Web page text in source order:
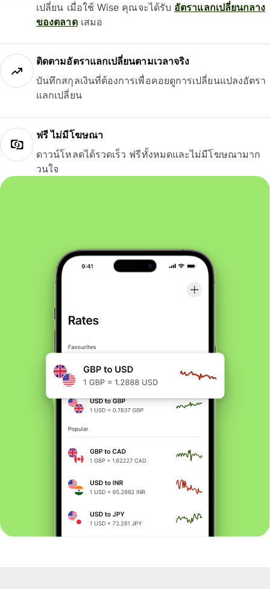
เปลี่ยน เมื่อใช้ Wise คุณจะได้รับ อัตราแลกเปลี่ยนกลาง
ของตลาดเสมอ
ติดตามอัตราแลกเปลี่ยนตามเวลาจริง
บันทึกสกุลเงินที่ต้องการเพื่อคอยดูการเปลี่ยนแปลงอัตรา
แลกเปลี่ยน
ฟรี ไม่มีโฆษณา
ดาวน์โหลดได้รวดเร็ว ฟรีทั้งหมดและไม่มีโฆษณามาก
วนใจ